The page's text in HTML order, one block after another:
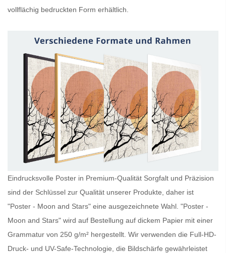
vollflächig bedruckten Form erhältlich.
Eindrucksvolle Poster in Premium-Qualität Sorgfalt und Präzision
sind der Schlüssel zur Qualität unserer Produkte, daher ist
"Poster - Moon and Stars" eine ausgezeichnete Wahl. "Poster -
Moon and Stars" wird auf Bestellung auf dickem Papier mit einer
Grammatur von 250 g/m² hergestellt. Wir verwenden die Full-HD-
Druck- und UV-Safe-Technologie, die Bildschärfe gewährleistet